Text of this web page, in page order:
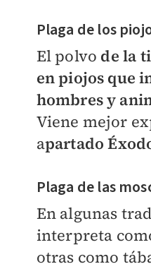
Plaga de los
El polvo de la
en piojos que
hombres y
Viene mejor
apartado
Plaga de las
En algunas
interpreta
otras como